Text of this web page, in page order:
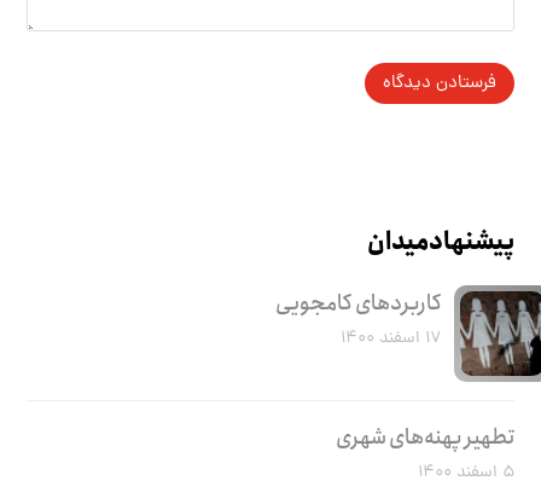
پیشنهاد میدان
کاربرد‌های کامجویی
۱۷ اسفند ۱۴۰۰
تطهیر پهنه‌های شهری
۵ اسفند ۱۴۰۰